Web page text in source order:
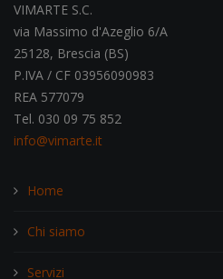
VIMARTE S.C.
via Massimo d'Azeglio 6/A
25128, Brescia (BS)
P.IVA / CF 03956090983
REA 577079
Tel. 030 09 75 852
info@vimarte.it
Home
Chi siamo
Servizi